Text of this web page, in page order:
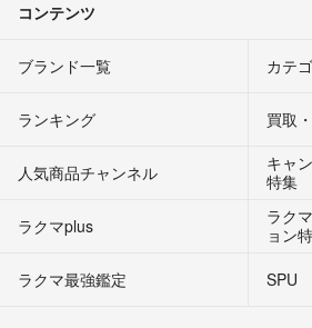
コンテンツ
ブランド一覧 カテ
ランキング 買取
人気商品チャンネル
キャ
特集
ラクマplus
ラク
ョン
ラクマ最強鑑定
SPU